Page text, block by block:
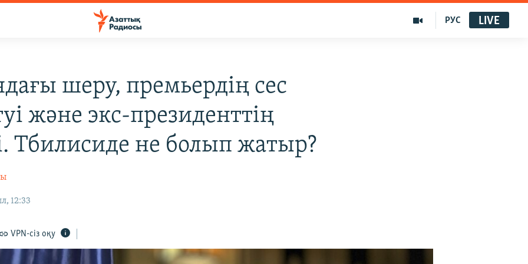
РУС LIVE
шеру, премьердің сес
және экс-президенттің
Тбилисиде не болып жатыр?
12:33
VPN-сіз оқу